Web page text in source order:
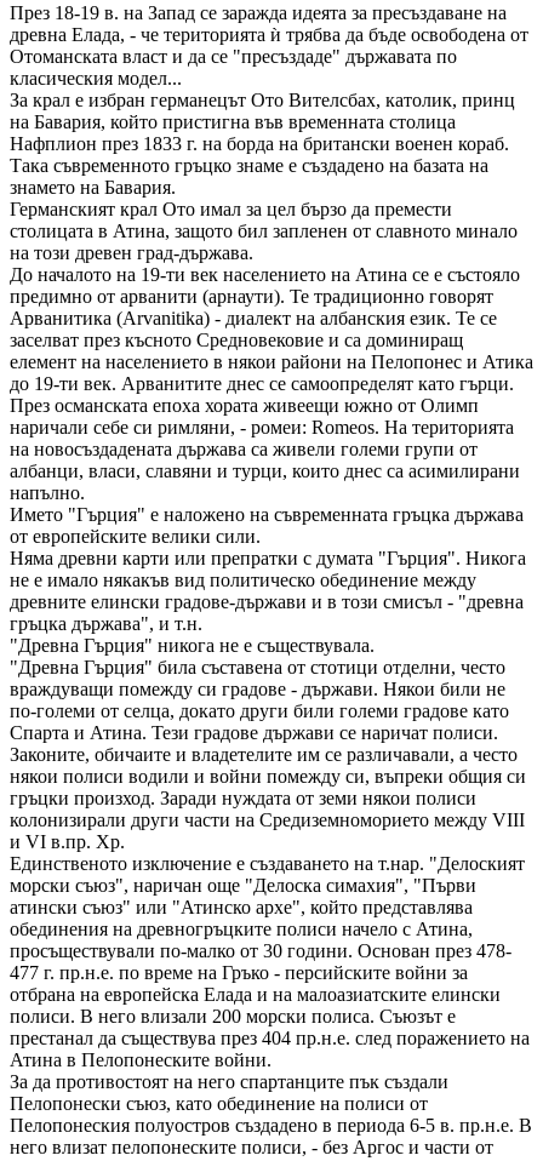
През 18-19 в. на Запад се заражда идеята за пресъздаване на
древна Елада, - че територията ѝ трябва да бъде освободена от
Отоманската власт и да се "пресъздаде" държавата по
класическия модел...
За крал е избран германецът Ото Вителсбах, католик, принц
на Бавария, който пристигна във временната столица
Нафплион през 1833 г. на борда на британски военен кораб.
Така съвременното гръцко знаме е създадено на базата на
знамето на Бавария.
Германският крал Ото имал за цел бързо да премести
столицата в Атина, защото бил запленен от славното минало
на този древен град-държава.
До началото на 19-ти век населението на Атина се е състояло
предимно от арванити (арнаути). Те традиционно говорят
Арванитика (Arvanitika) - диалект на албанския език. Те се
заселват през късното Средновековие и са доминиращ
елемент на населението в някои райони на Пелопонес и Атика
до 19-ти век. Арванитите днес се самоопределят като гърци.
През османската епоха хората живеещи южно от Олимп
наричали себе си римляни, - ромеи: Romeos. На територията
на новосъздадената държава са живели големи групи от
албанци, власи, славяни и турци, които днес са асимилирани
напълно.
Името "Гърция" е наложено на съвременната гръцка държава
от европейските велики сили.
Няма древни карти или препратки с думата "Гърция". Никога
не е имало някакъв вид политическо обединение между
древните елински градове-държави и в този смисъл - "древна
гръцка държава", и т.н.
"Древна Гърция" никога не е съществувала.
"Древна Гърция" била съставена от стотици отделни, често
враждуващи помежду си градове - държави. Някои били не
по-големи от селца, докато други били големи градове като
Спарта и Атина. Тези градове държави се наричат полиси.
Законите, обичаите и владетелите им се различавали, а често
някои полиси водили и войни помежду си, въпреки общия си
гръцки произход. Заради нуждата от земи някои полиси
колонизирали други части на Средиземноморието между VIII
и VI в.пр. Хр.
Единственото изключение е създаването на т.нар. "Делоският
морски съюз", наричан още "Делоска симахия", "Първи
атински съюз" или "Атинско архе", който представлява
обединения на древногръцките полиси начело с Атина,
просъществували по-малко от 30 години. Основан през 478-
477 г. пр.н.е. по време на Гръко - персийските войни за
отбрана на европейска Елада и на малоазиатските елински
полиси. В него влизали 200 морски полиса. Съюзът е
престанал да съществува през 404 пр.н.е. след поражението на
Атина в Пелопонеските войни.
За да противостоят на него спартанците пък създали
Пелопонески съюз, като обединение на полиси от
Пелопонеския полуостров създадено в периода 6-5 в. пр.н.е. В
него влизат пелопонеските полиси, - без Аргос и части от